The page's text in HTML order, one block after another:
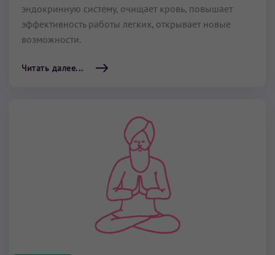
эндокринную систему, очищает кровь, повышает
эффективность работы легких, открывает новые
возможности.
Читать далее...